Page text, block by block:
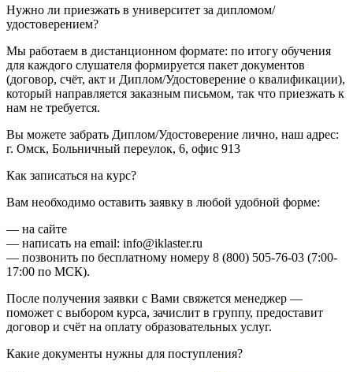
Нужно ли приезжать в университет за дипломом/
удостоверением?
Мы работаем в дистанционном формате: по итогу обучения
для каждого слушателя формируется пакет документов
(договор, счёт, акт и Диплом/Удостоверение о квалификации),
который направляется заказным письмом, так что приезжать к
нам не требуется.
Вы можете забрать Диплом/Удостоверение лично, наш адрес:
г. Омск, Больничный переулок, 6, офис 913
Как записаться на курс?
Вам необходимо оставить заявку в любой удобной форме:
— на сайте
— написать на email: info@iklaster.ru
— позвонить по бесплатному номеру 8 (800) 505-76-03 (7:00-
17:00 по МСК).
После получения заявки с Вами свяжется менеджер —
поможет с выбором курса, зачислит в группу, предоставит
договор и счёт на оплату образовательных услуг.
Какие документы нужны для поступления?